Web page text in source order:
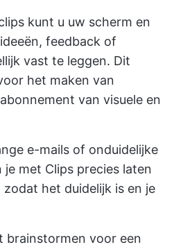
kunt u uw scherm en
feedback of
vast te leggen. Dit
het maken van
van visuele en
e-mails of onduidelijke
met Clips precies laten
het duidelijk is en je
brainstormen voor een